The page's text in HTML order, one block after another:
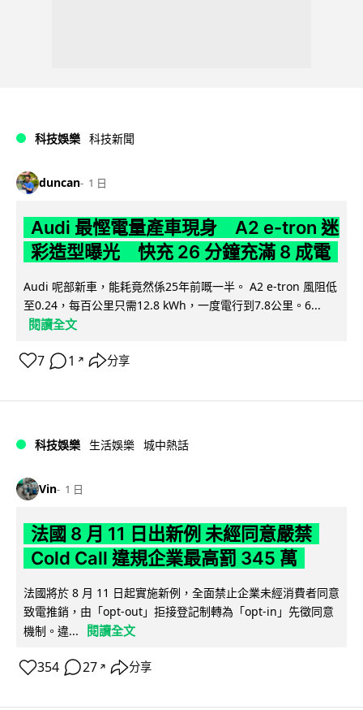
科技娛樂 科技新聞
duncan 1 日
Audi 最慳電量產車現身 A2 e-tron 迷
彩造型曝光 快充 26 分鐘充滿 8 成電
Audi 呢部新車，能耗竟然係25年前嘅一半。 A2 e-tron 風阻低
至0.24，每百公里只需12.8 kWh，一度電行到7.8公里。6...
閱讀全文
7 1 ↗ 分享
科技娛樂 生活娛樂 城中熱話
Vin 1 日
法國 8 月 11 日出新例 未經同意嚴禁
Cold Call 違規企業最高罰 345 萬
法國將於 8 月 11 日起實施新例，全面禁止企業未經消費者同意
致電推銷，由「opt-out」拒接登記制轉為「opt-in」先徵同意
機制。違...
閱讀全文
354 27 ↗ 分享